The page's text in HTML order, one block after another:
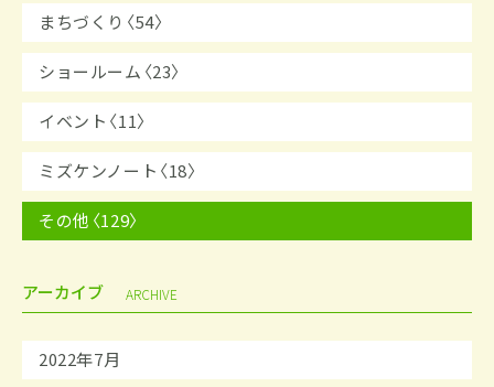
まちづくり〈54〉
ショールーム〈23〉
イベント〈11〉
ミズケンノート〈18〉
その他〈129〉
アーカイブ ARCHIVE
2022年7月